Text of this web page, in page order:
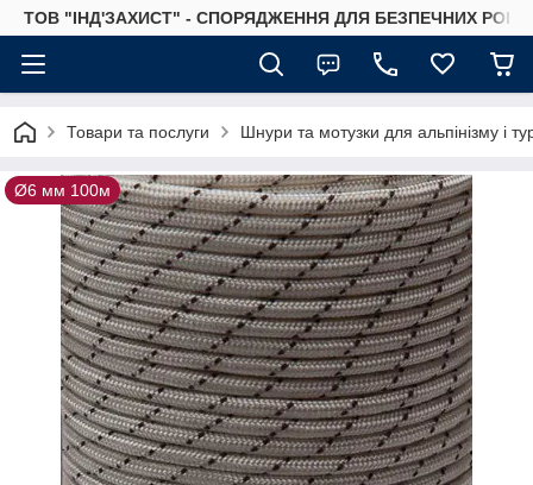
ТОВ "ІНД'ЗАХИСТ" - СПОРЯДЖЕННЯ ДЛЯ БЕЗПЕЧНИХ
Товари та послуги Шнури та мотузки для альпінізму і
Ø6 мм 100м